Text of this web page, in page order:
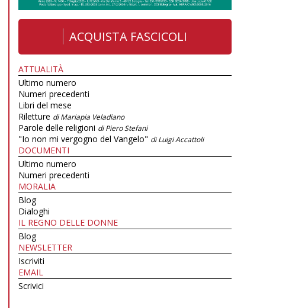
ACQUISTA FASCICOLI
ATTUALITÀ
Ultimo numero
Numeri precedenti
Libri del mese
Riletture di Mariapia Veladiano
Parole delle religioni di Piero Stefani
"Io non mi vergogno del Vangelo" di Luigi Accattoli
DOCUMENTI
Ultimo numero
Numeri precedenti
MORALIA
Blog
Dialoghi
IL REGNO DELLE DONNE
Blog
NEWSLETTER
Iscriviti
EMAIL
Scrivici